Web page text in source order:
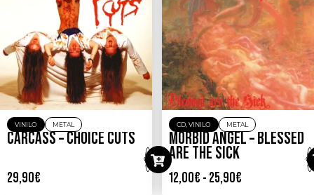
VINILO METAL
CARCASS – CHOICE CUTS
29,90€
CD, VINILO METAL
MORBID ANGEL – BLESSED
ARE THE SICK
12,00€ - 25,90€